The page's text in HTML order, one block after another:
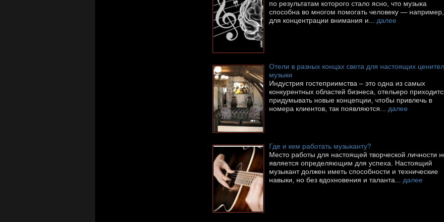
по результатам которого стало ясно, что музыка
способна во многом помогать человеку — например,
для концентрации внимания и...
далее
Отели в разных концах света для настоящих
музыки
Индустрия гостеприимства – это одна из самых
конкурентных областей бизнеса, отельеро
придумывать новые концепции, чтобы привлечь в
номера клиентов, так появляются...
далее
Где и кем работать музыканту?
Место работы для настоящей творческой личности
является определяющим для успеха. Настоящий
музыкант должен иметь способности и технические
навыки, но без вдохновения и таланта...
далее